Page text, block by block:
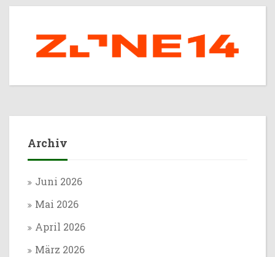
Archiv
Juni 2026
Mai 2026
April 2026
März 2026